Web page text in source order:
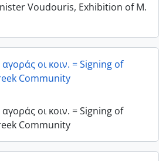
Voudouris, Exhibition of M.
οι κοιν. = Signing of
Community
οι κοιν. = Signing of
Community